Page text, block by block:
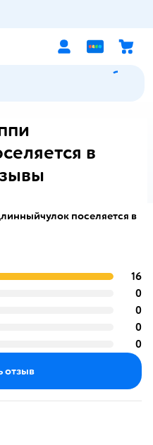
в
поселяется в
16
0
0
0
0
отзыв